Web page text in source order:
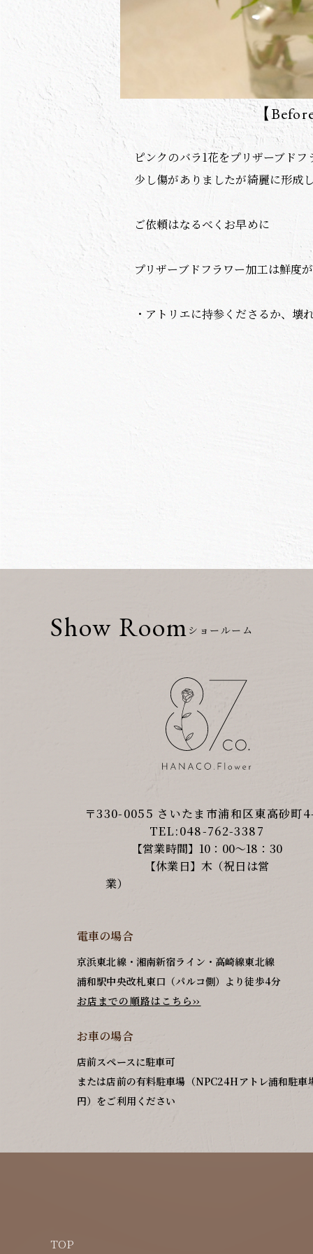
【
ピンクのバラ1花をプリザーブド
少し傷がありましたが綺麗に形成
ご依頼はなるべくお早めに
プリザーブドフラワー加工は鮮度
・アトリエに持参くださるか、壊
Show Room ショールーム
〒330-0055 さいたま市浦和区東高砂町
TEL:048-762-3387
【営業時間】10：00～18：30
【休業日】木（祝日は営
業）
電車の場合
京浜東北線・湘南新宿ライン・高崎線東北線
浦和駅中央改札東口（パルコ側）より徒歩4分
お店までの順路はこちら››
お車の場合
店前スペースに駐車可
または店前の有料駐車場（NPC24Hアトレ浦和駐
円）をご利用ください
TOP